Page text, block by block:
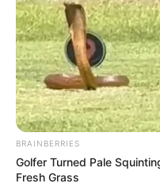
BRAINBERRIES
Golfer Turned Pale
Fresh Grass